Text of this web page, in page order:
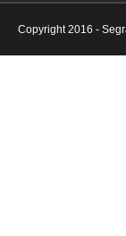
Copyright 2016 -